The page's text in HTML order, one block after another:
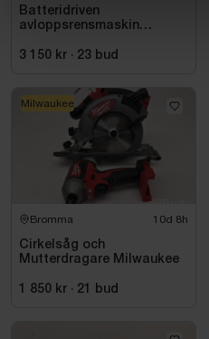
Batteridriven
avloppsrensmaskin
FSSM-121 | Oanvänd
3 150 kr · 23 bud
Bromma 10d 8h
Cirkelsåg och
Mutterdragare Milwaukee
1 850 kr · 21 bud
Milwaukee